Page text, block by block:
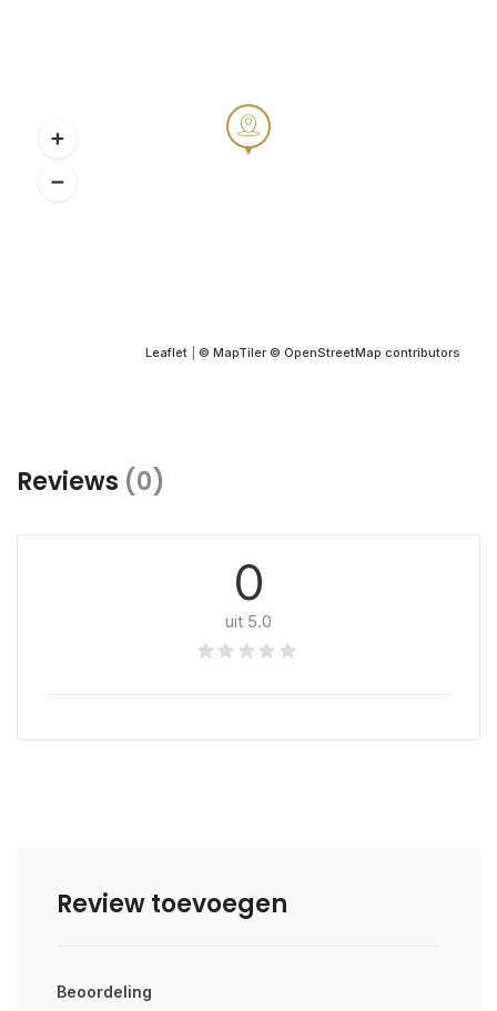
Leaflet © MapTiler © OpenStreetMap contributors
Reviews (0)
0
uit 5.0
Review toevoegen
Beoordeling